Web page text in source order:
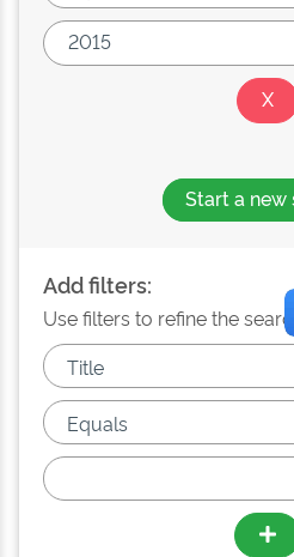
Start a new
Add filters:
Use filters to refine the